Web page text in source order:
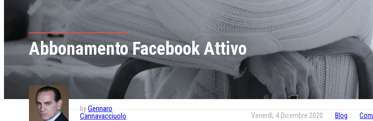
Abbonamento Facebook Attivo
byGennaro
Cannavacciuolo
Blog
Venerdì, 4 Dicembre 2020